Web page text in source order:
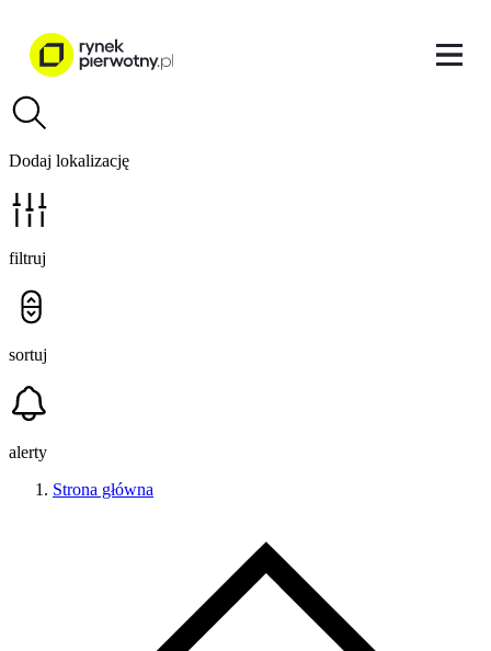
Dodaj lokalizację
filtruj
sortuj
alerty
Strona główna